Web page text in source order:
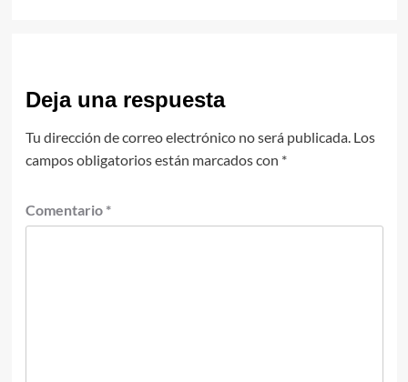
Deja una respuesta
Tu dirección de correo electrónico no será publicada. Los
campos obligatorios están marcados con *
Comentario *